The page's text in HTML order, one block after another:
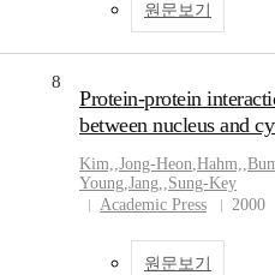
원문보기
8
Protein-protein
between nucleus and
Kim,,Jong-Heon,Hahm,,
Young,Jang,,Sung-Key
Academic Press
2000
원문보기